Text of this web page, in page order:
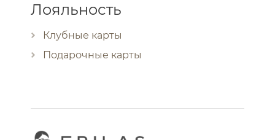
Лояльность
Клубные карты
Подарочные карты